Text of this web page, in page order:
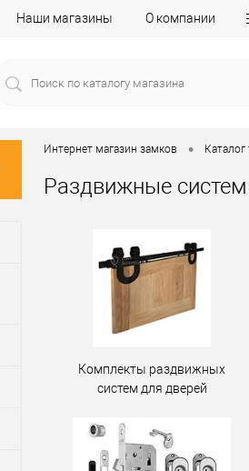
Наши магазины О компании
Интернет магазин замков • Каталог
Раздвижные
Комплекты раздвижных
систем для дверей